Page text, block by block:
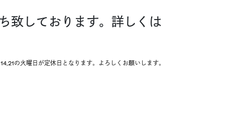
致しております。詳しくは
の火曜日が定休日となります。よろしくお願いします。